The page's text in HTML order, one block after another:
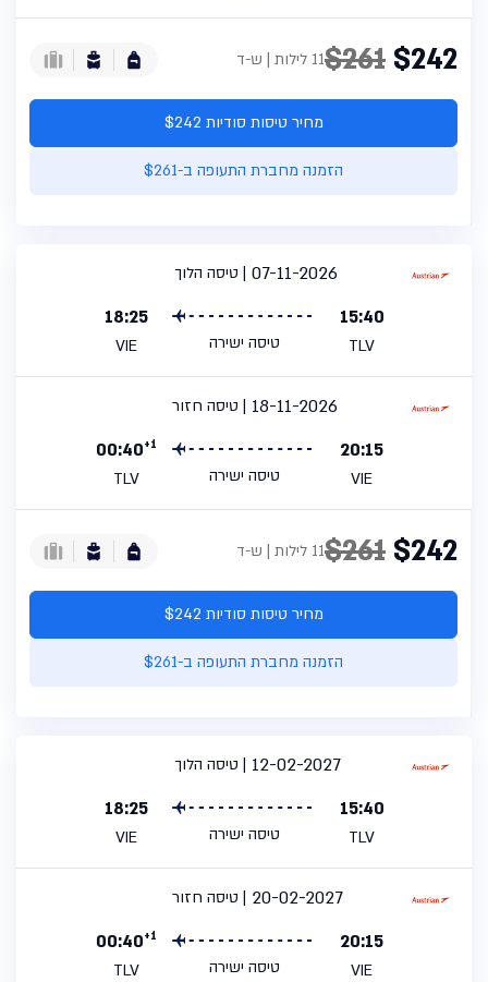
$242
$26111 לילות | ש-ד
מחיר טיסות סודיות $242
הזמנה מחברת התעופה ב-$261
טיסה הלוך
07-11-2026
15:40
TLV טיסה ישירה
18:25
VIE
טיסה חזור
18-11-2026
20:15
VIE טיסה ישירה
00:40+1
TLV
$242
$26111 לילות | ש-ד
מחיר טיסות סודיות $242
הזמנה מחברת התעופה ב-$261
טיסה הלוך
12-02-2027
15:40
TLV טיסה ישירה
18:25
VIE
טיסה חזור
20-02-2027
20:15
VIE טיסה ישירה
00:40+1
TLV